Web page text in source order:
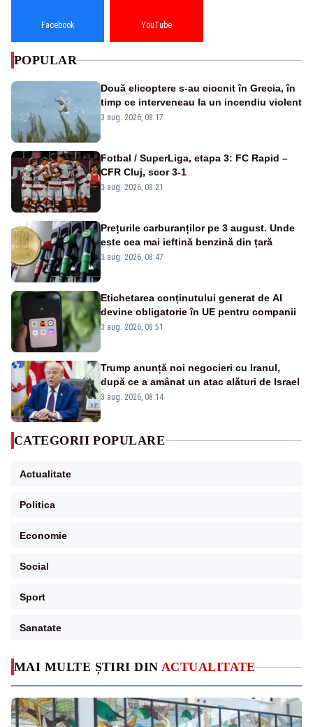
MAI MULTE ȘTIRI DIN ACTUALITATE
Facebook YouTube
POPULAR
Două elicoptere s-au ciocnit în Grecia, în
timp ce interveneau la un incendiu violent
3 aug. 2026, 08:17
Fotbal / SuperLiga, etapa 3: FC Rapid –
CFR Cluj, scor 3-1
3 aug. 2026, 08:21
Prețurile carburanților pe 3 august. Unde
este cea mai ieftină benzină din țară
3 aug. 2026, 08:47
Etichetarea conținutului generat de AI
devine obligatorie în UE pentru companii
3 aug. 2026, 08:51
Trump anunță noi negocieri cu Iranul,
după ce a amânat un atac alături de Israel
3 aug. 2026, 08:14
CATEGORII POPULARE
Actualitate
Politica
Economie
Social
Sport
Sanatate